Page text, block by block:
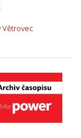
Větrovec